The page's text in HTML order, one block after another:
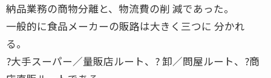
納品業務の商物分離と、物流費の削 減であった。
一般的に食品メーカーの販路は大きく三つに 分かれ
る。
?大手スーパー／量販店ルート、? 卸／問屋ルート、?商